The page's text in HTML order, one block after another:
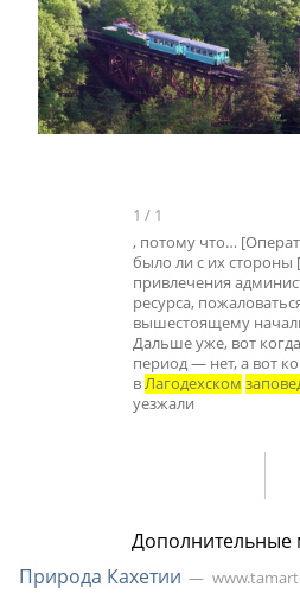
1 / 1
, потому что…
было ли с их стороны
привлечения
ресурса,
вышестоящему
Дальше уже, вот
период — нет, а вот
вЛагодехском
уезжали
Дополнительные
Природа Кахетии